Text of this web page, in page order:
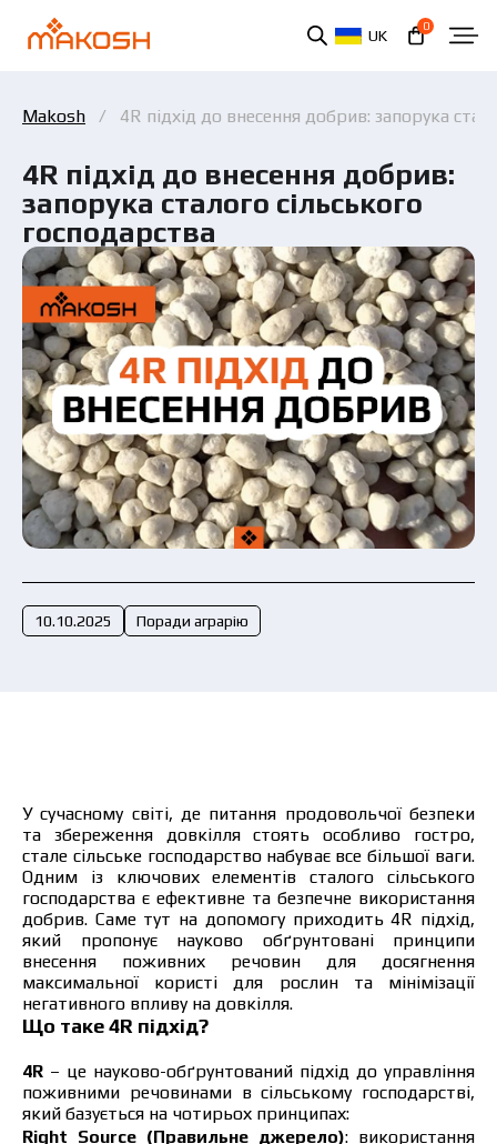
UK
0
Makosh 4R підхід до внесення добрив: запорука
4R підхід до внесення добрив:
запорука сталого сільського
господарства
10.10.2025 Поради аграрію
У сучасному світі, де питання продовольчої безпеки
та збереження довкілля стоять особливо гостро,
стале сільське господарство набуває все більшої ваги.
Одним із ключових елементів сталого сільського
господарства є ефективне та безпечне використання
добрив. Саме тут на допомогу приходить 4R підхід,
який пропонує науково обґрунтовані принципи
внесення поживних речовин для досягнення
максимальної користі для рослин та мінімізації
негативного впливу на довкілля.
Що таке 4R підхід?
4R – це науково-обґрунтований підхід до управління
поживними речовинами в сільському господарстві,
який базується на чотирьох принципах:
Right Source (Правильне джерело): використання
Ви ознайомилися та погоджуєтеся з політикою
захисту персональних даних.
Подати заявку зараз